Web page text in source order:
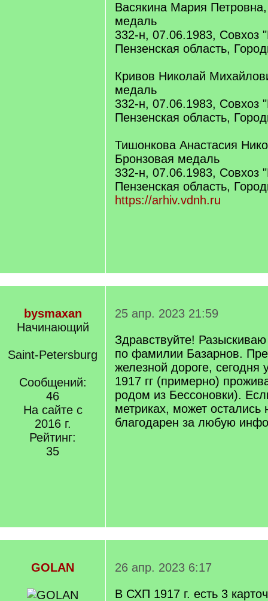
Васякина Мария
медаль
332-н, 07.06.1983, Совхоз
Пензенская область,
Кривов Николай
медаль
332-н, 07.06.1983, Совхоз
Пензенская область,
Тишонкова Анастасия
Бронзовая медаль
332-н, 07.06.1983, Совхоз
Пензенская область,
https://arhiv.vdnh.ru
bysmaxan
Начинающий
Saint-Petersburg
Сообщений:
46
На сайте с
2016 г.
Рейтинг:
35
25 апр. 2023 21:59
Здравствуйте!
по фамилии Базарнов.
железной дороге, сегодня
1917 гг (примерно)
родом из Бессоновки).
метриках, может
благодарен за любую
GOLAN
26 апр. 2023 6:17
В СХП 1917 г. есть 3